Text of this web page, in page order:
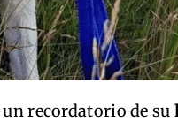
recordatorio de su